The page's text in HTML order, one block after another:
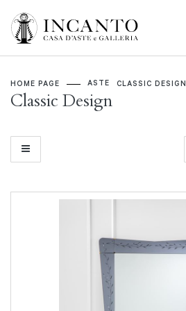
HOME PAGE ASTE CLASSIC DESIGN
Classic Design